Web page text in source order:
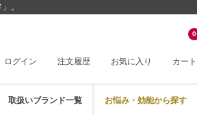
。
ログイン 注文履歴 お気に入り カート
0
取扱いブランド一覧 お悩み・効能から探す